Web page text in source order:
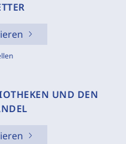
UND DEN